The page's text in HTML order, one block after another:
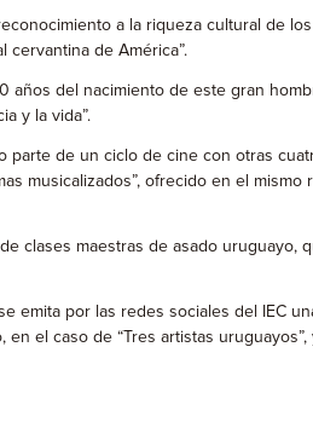
a la riqueza cultural de
de América”.
del nacimiento de este gran
y la vida”.
parte de un ciclo de cine con otras
musicalizados”, ofrecido en el
clases maestras de asado uruguayo,
emita por las redes sociales del IEC
el caso de “Tres artistas